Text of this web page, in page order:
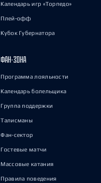
Календарь игр «Торпедо»
Плей-офф
Кубок Губернатора
ФАН-ЗОНА
Программа лояльности
Календарь болельщика
Группа поддержки
Талисманы
Фан-сектор
Гостевые матчи
Массовые катания
Правила поведения